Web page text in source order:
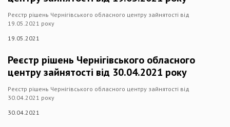
Реєстр рішень Чернігівського обласного центру зайнятості від
19.05.2021 року
19.05.2021
Реєстр рішень Чернігівського обласного
центру зайнятості від 30.04.2021 року
Реєстр рішень Чернігівського обласного центру зайнятості від
30.04.2021 року
30.04.2021